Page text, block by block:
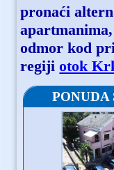
pronaći
odmor kod
regijiotok